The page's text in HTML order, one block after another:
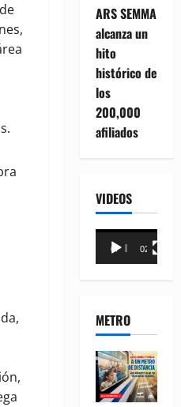
ARS SEMMA
alcanza un
hito
histórico de
los
200,000
afiliados
VIDEOS
Reproductor
00:00 02:18
METRO